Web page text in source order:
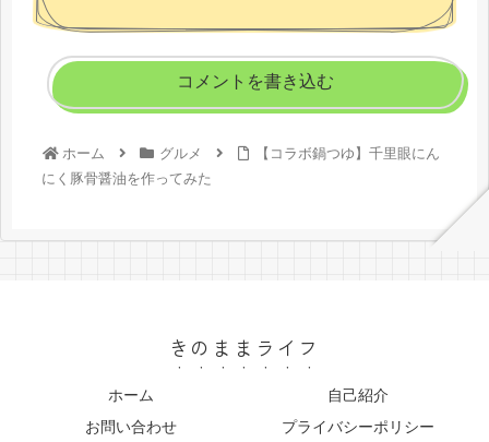
コメントを書き込む
ホーム グルメ
【コラボ鍋つゆ】千里眼にん
にく豚骨醤油を作ってみた
きのままライフ
ホーム
自己紹介
お問い合わせ
プライバシーポリシー